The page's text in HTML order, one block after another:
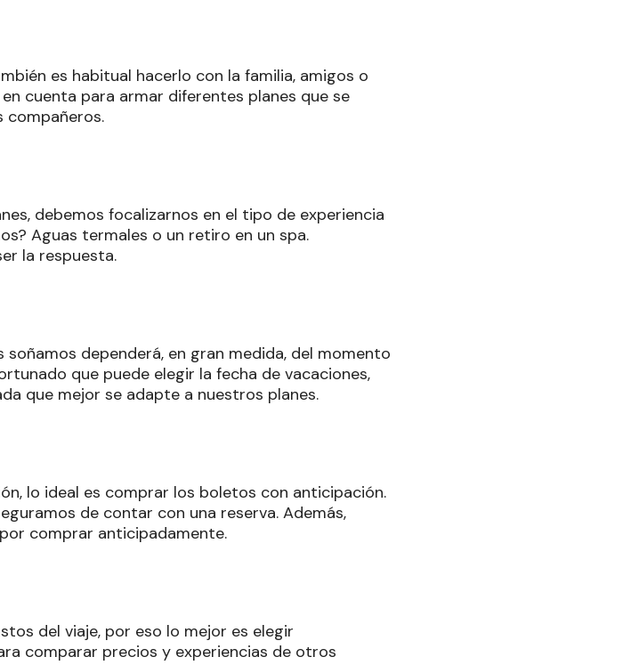
es habitual hacerlo con la familia, amigos o
cuenta para armar diferentes planes que se
compañeros.
debemos focalizarnos en el tipo de experiencia
Aguas termales o un retiro en un spa.
la respuesta.
dependerá, en gran medida, del momento
que puede elegir la fecha de vacaciones,
que mejor se adapte a nuestros planes.
lo ideal es comprar los boletos con anticipación.
de contar con una reserva. Además,
comprar anticipadamente.
del viaje, por eso lo mejor es elegir
comparar precios y experiencias de otros